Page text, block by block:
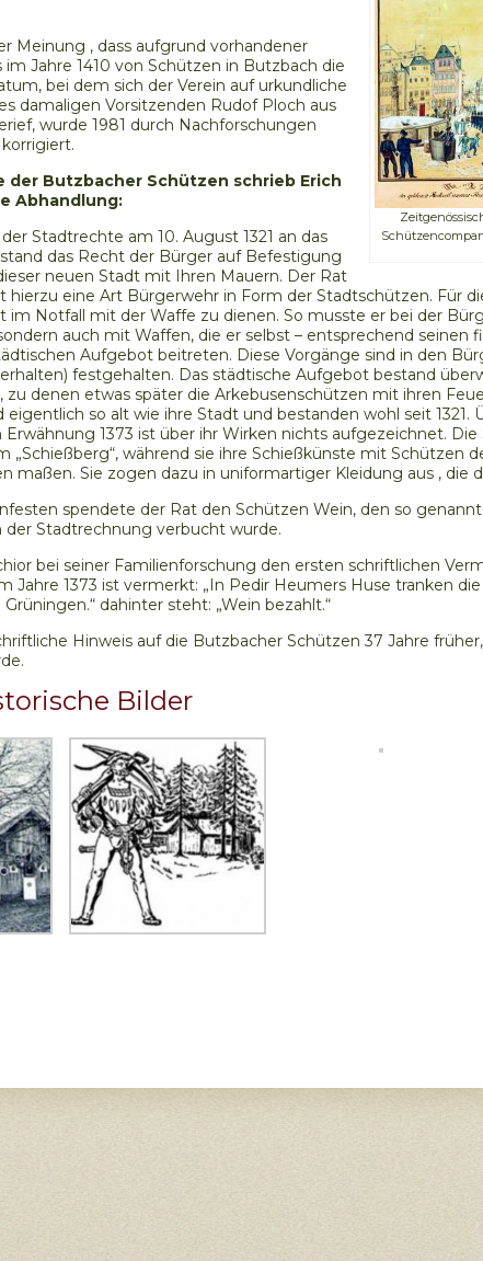
Meinung , dass aufgrund vorhandener
Jahre 1410 von Schützen in Butzbach die
bei dem sich der Verein auf urkundliche
damaligen Vorsitzenden Rudof Ploch aus
wurde 1981 durch Nachforschungen
der Butzbacher Schützen schrieb Erich
Abhandlung:
Stadtrechte am 10. August 1321 an das
das Recht der Bürger auf Befestigung
neuen Stadt mit Ihren Mauern. Der Rat
hierzu eine Art Bürgerwehr in Form der Stadtschützen. Für
im Notfall mit der Waffe zu dienen. So musste er bei der
auch mit Waffen, die er selbst – entsprechend seinen
Aufgebot beitreten. Diese Vorgänge sind in den
erhalten) festgehalten. Das städtische Aufgebot bestand
denen etwas später die Arkebusenschützen mit ihren
so alt wie ihre Stadt und bestanden wohl seit 1321.
1373 ist über ihr Wirken nichts aufgezeichnet.
„Schießberg“, während sie ihre Schießkünste mit Schützen
maßen. Sie zogen dazu in uniformartiger Kleidung aus , die
spendete der Rat den Schützen Wein, den so
der Stadtrechnung verbucht wurde.
bei seiner Familienforschung den ersten schriftlichen
Jahre 1373 ist vermerkt: „In Pedir Heumers Huse tranken
dahinter steht: „Wein bezahlt.“
Hinweis auf die Butzbacher Schützen 37 Jahre
Bilder